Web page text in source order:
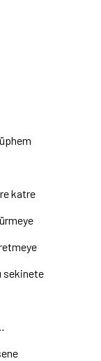
katre
sekinete